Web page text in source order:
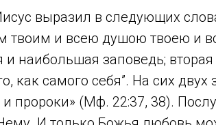
выразил в следующих
твоим и всею душою твоею и
и наибольшая заповедь;
как самого себя”. На сих двух
и пророки» (Мф. 22:37, 38).